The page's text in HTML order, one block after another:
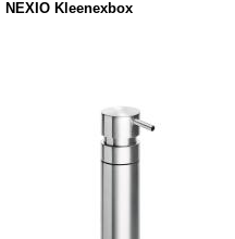
NEXIO Kleenexbox